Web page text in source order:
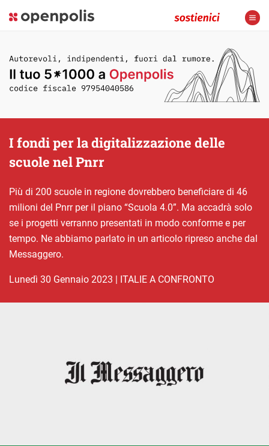
I fondi per la digitalizzazione delle
scuole nel Pnrr
Più di 200 scuole in regione dovrebbero beneficiare di 46
milioni del Pnrr per il piano “Scuola 4.0”. Ma accadrà solo
se i progetti verranno presentati in modo conforme e per
tempo. Ne abbiamo parlato in un articolo ripreso anche dal
Messaggero.
lunedì 30 Gennaio 2023 | ITALIE A CONFRONTO